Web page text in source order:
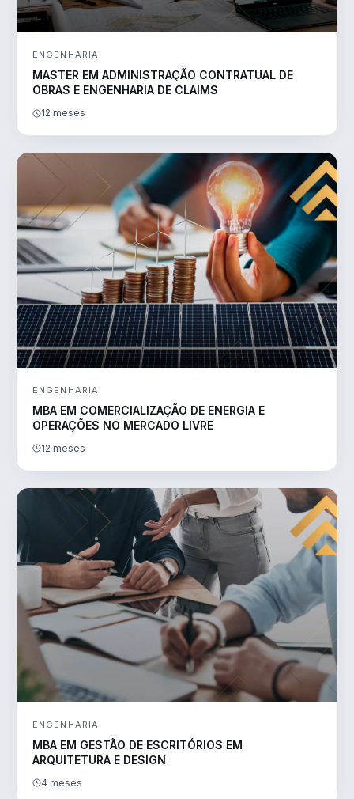
ENGENHARIA
MASTER EM ADMINISTRAÇÃO CONTRATUAL DE
OBRAS E ENGENHARIA DE CLAIMS
12 meses
ENGENHARIA
MBA EM COMERCIALIZAÇÃO DE ENERGIA E
OPERAÇÕES NO MERCADO LIVRE
12 meses
ENGENHARIA
MBA EM GESTÃO DE ESCRITÓRIOS EM
ARQUITETURA E DESIGN
4 meses